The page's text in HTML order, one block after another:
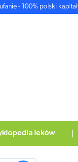
- 100% polski kapitał
leków